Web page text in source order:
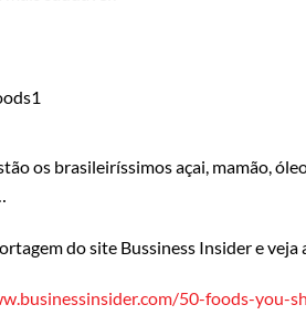
os brasileiríssimos açai, mamão,
do site Bussiness Insider e
50-foods-you-